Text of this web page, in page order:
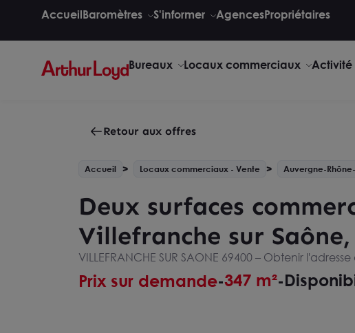
AccueilBaromètres S'informer AgencesPropriétaires
Bureaux Locaux commerciaux Activité
Retour aux offres
Accueil Locaux commerciaux - Vente Auvergne-
Deux surfaces
Villefranche sur
VILLEFRANCHE SUR SAONE 69400 – Obtenir
Prix sur demande-347 m²-